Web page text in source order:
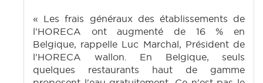
« Les frais généraux des établissements de
l'HORECA ont augmenté de 16 % en
Belgique, rappelle Luc Marchal, Président de
l'HORECA wallon. En Belgique, seuls
quelques restaurants haut de gamme